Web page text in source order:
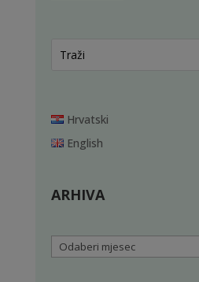
Hrvatski
English
ARHIVA
Arhiva